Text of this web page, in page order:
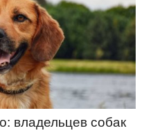
владельцев собак